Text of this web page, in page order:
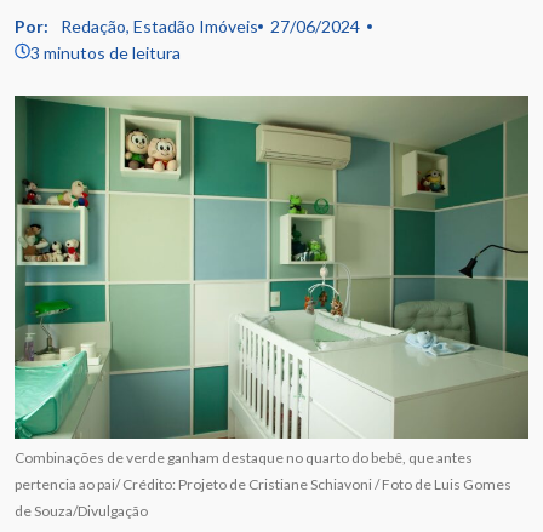
Por: Redação, Estadão Imóveis
27/06/2024
3 minutos de leitura
Combinações de verde ganham destaque no quarto do bebê, que antes
pertencia ao pai/ Crédito: Projeto de Cristiane Schiavoni / Foto de Luis Gomes
de Souza/Divulgação